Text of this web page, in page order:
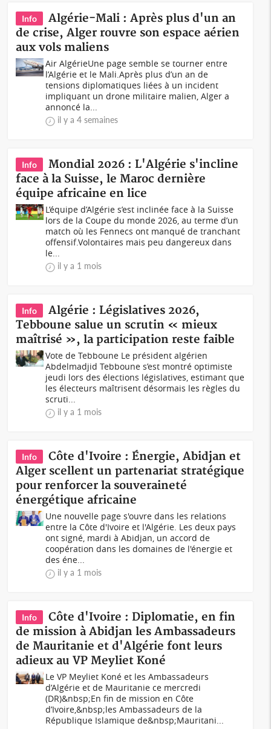
Info
‎Algérie-Mali : Après plus d'un an
de crise, Alger rouvre son espace aérien
aux vols maliens
Air Algérie‎‎Une page semble se tourner entre
l’Algérie et le Mali.‎‎Après plus d’un an de
tensions diplomatiques liées à un incident
impliquant un drone militaire malien, Alger a
annoncé la...
il y a 4 semaines
Info
Mondial 2026 : L'Algérie s'incline
face à la Suisse, le Maroc dernière
équipe africaine en lice
L’équipe d’Algérie s’est inclinée face à la Suisse
lors de la Coupe du monde 2026, au terme d’un
match où les Fennecs ont manqué de tranchant
offensif.Volontaires mais peu dangereux dans
le...
il y a 1 mois
Info
Algérie : Législatives 2026,
Tebboune salue un scrutin « mieux
maîtrisé », la participation reste faible
Vote de Tebboune Le président algérien
Abdelmadjid Tebboune s’est montré optimiste
jeudi lors des élections législatives, estimant que
les électeurs maîtrisent désormais les règles du
scruti...
il y a 1 mois
Info
Côte d'Ivoire : Énergie, Abidjan et
Alger scellent un partenariat stratégique
pour renforcer la souveraineté
énergétique africaine
Une nouvelle page s'ouvre dans les relations
entre la Côte d'Ivoire et l'Algérie. Les deux pays
ont signé, mardi à Abidjan, un accord de
coopération dans les domaines de l'énergie et
des éne...
il y a 1 mois
Info
Côte d'Ivoire : Diplomatie, en fin
de mission à Abidjan les Ambassadeurs
de Mauritanie et d'Algérie font leurs
adieux au VP Meyliet Koné
Le VP Meyliet Koné et les Ambassadeurs
d’Algérie et de Mauritanie ce mercredi
(DR)&nbsp;En fin de mission en Côte
d’Ivoire,&nbsp;les Ambassadeurs de la
République Islamique de&nbsp;Mauritani...